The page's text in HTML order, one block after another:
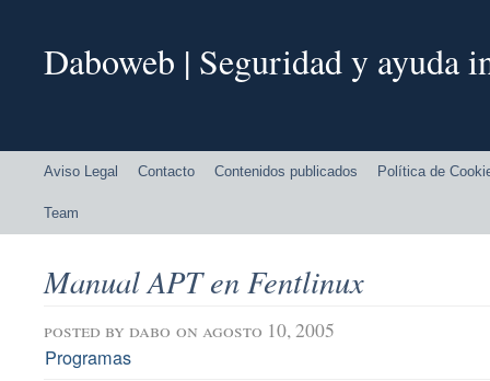
Daboweb | Seguridad y ayuda
Aviso Legal Contacto Contenidos publicados Política de
Team
Manual APT en Fentlinux
posted by dabo on agosto 10, 2005
Programas